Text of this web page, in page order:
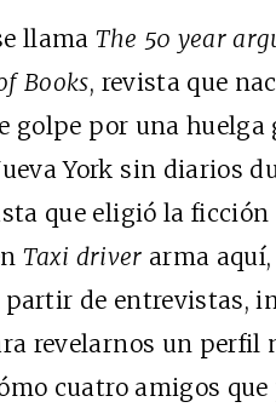
llamaThe 50 year
Books, revista que
golpe por una huelga
York sin diarios
que eligió la
Taxi driver arma
partir de entrevistas,
revelarnos un perfil
cuatro amigos